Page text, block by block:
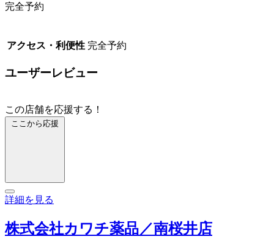
完全予約
アクセス・利便性 完全予約
ユーザーレビュー
この店舗を応援する！
ここから応援
詳細を見る
株式会社カワチ薬品／南桜井店